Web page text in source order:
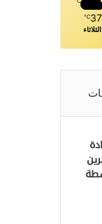
37
℃
الثلاثاء